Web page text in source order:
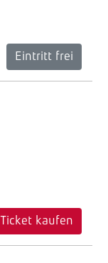
Eintritt frei
Ticket kaufen